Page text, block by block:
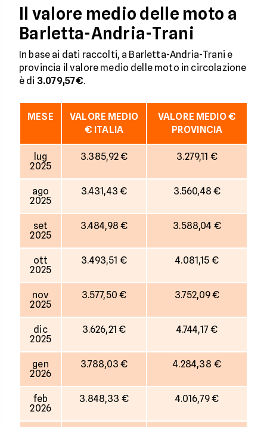
Il valore medio delle moto a
Barletta-Andria-Trani
In base ai dati raccolti, a Barletta-Andria-Trani e
provincia il valore medio delle moto in circolazione
è di 3.079,57€.
MESE
VALORE MEDIO
€ ITALIA
VALORE MEDIO €
PROVINCIA
lug
2025
3.385,92 € 3.279,11 €
ago
2025
3.431,43 € 3.560,48 €
set
2025
3.484,98 € 3.588,04 €
ott
2025
3.493,51 € 4.081,15 €
nov
2025
3.577,50 € 3.752,09 €
dic
2025
3.626,21 € 4.744,17 €
gen
2026
3.788,03 € 4.284,38 €
feb
2026
3.848,33 € 4.016,79 €